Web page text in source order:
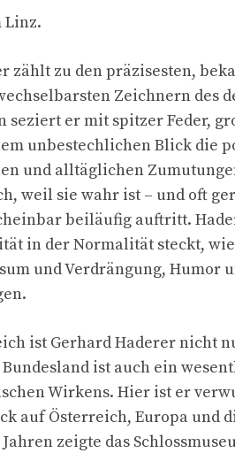
Linz.
zählt zu den präzisesten,
Zeichnern des
seziert er mit spitzer Feder,
unbestechlichen Blick die
und alltäglichen
weil sie wahr ist – und oft
beiläufig auftritt.
in der Normalität steckt,
und Verdrängung, Humor
ist Gerhard Haderer nicht
ist auch ein
Wirkens. Hier ist er
auf Österreich, Europa und
zeigte das